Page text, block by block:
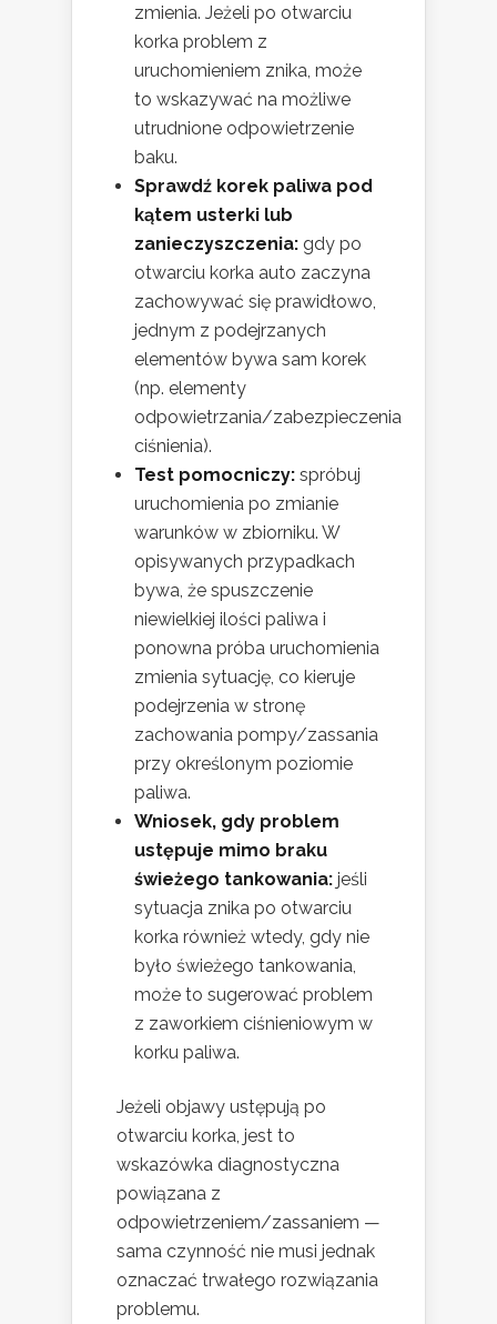
zmienia. Jeżeli po otwarciu
korka problem z
uruchomieniem znika, może
to wskazywać na możliwe
utrudnione odpowietrzenie
baku.
Sprawdź korek paliwa pod
kątem usterki lub
zanieczyszczenia: gdy po
otwarciu korka auto zaczyna
zachowywać się prawidłowo,
jednym z podejrzanych
elementów bywa sam korek
(np. elementy
odpowietrzania/zabezpieczenia
ciśnienia).
Test pomocniczy: spróbuj
uruchomienia po zmianie
warunków w zbiorniku. W
opisywanych przypadkach
bywa, że spuszczenie
niewielkiej ilości paliwa i
ponowna próba uruchomienia
zmienia sytuację, co kieruje
podejrzenia w stronę
zachowania pompy/zassania
przy określonym poziomie
paliwa.
Wniosek, gdy problem
ustępuje mimo braku
świeżego tankowania: jeśli
sytuacja znika po otwarciu
korka również wtedy, gdy nie
było świeżego tankowania,
może to sugerować problem
z zaworkiem ciśnieniowym w
korku paliwa.
Jeżeli objawy ustępują po
otwarciu korka, jest to
wskazówka diagnostyczna
powiązana z
odpowietrzeniem/zassaniem —
sama czynność nie musi jednak
oznaczać trwałego rozwiązania
problemu.